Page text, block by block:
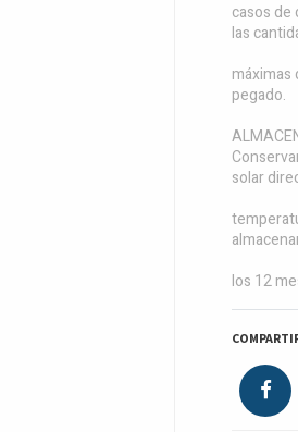
casos de
las
máximas
pegado.
solar
los 12